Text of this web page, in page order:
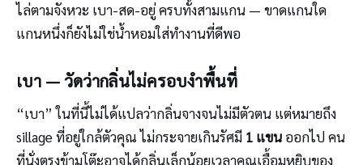
ไล่ตามจังหวะ เบา-สด-อยู่ ครบทั้งสามแกน — ขาดแกนใด
แกนหนึ่งก็ยังไม่ใช่น้ำหอมใส่ทำงานที่ดีพอ
เบา — วัดว่ากลิ่นไม่ครอบงำพื้นที่
“เบา” ในที่นี้ไม่ได้แปลว่ากลิ่นจางจนไม่มีตัวตน แต่หมายถึง
sillage ที่อยู่ใกล้ตัวคุณ ไม่กระจายเกินรัศมี 1 แขน ออกไป คน
ที่นั่งตรงข้ามโต๊ะอาจได้กลิ่นเล็กน้อยเวลาคุณเอื้อมหยิบของ